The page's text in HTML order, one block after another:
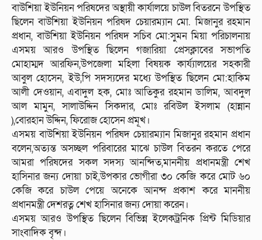
বাউশিয়া ইউনিয়ন পরিষদের অস্থায়ী কার্যালয়ে চাউল বিতরনে উপস্থিত
ছিলেন বাউশিয়া ইউনিয়ন পরিষদ চেয়ারম্যান মো. মিজানুর রহমান
প্রধান, বাউশিয়া ইউনিয়ন পরিষদ সচিব মো:সুমন মিয়া পরিচালনায়
এসময় আরও উপস্থিত ছিলেন গজারিয়া প্রেসক্লাবের সভাপতি
মোহাম্মদ আরফিন,উপজেলা মহিলা বিষয়ক কার্য্যালয়ের সহকারী
আবুল হোসেন, ইউ,পি সদস্যদের মধ্যে উপস্থিত ছিলেন মো:হাকিম
আলী দেওয়ান, এবাদুল হক, মোঃ আতিকুর রহমান ডালিম, আবদুল
আল মামুন, সালাউদ্দিন সিকদার, মোঃ রবিউল ইসলাম (হান্নান
),বোরহান উদ্দিন, ফিরোজ হোসেন প্রমূখ।
এসময় বাউশিয়া ইউনিয়ন পরিষদ চেয়ারম্যান মিজানুর রহমান প্রধান
বলেন,অত্যন্ত অসচ্ছল পরিবারের মাঝে চাউল বিতরন করতে পেরে
আমরা পরিষদের সকল সদস্য আনন্দিত,মাননীয় প্রধানমন্ত্রী শেখ
হাসিনার জন্য দোয়া চাই,উপকার ভোগীরা ৩০ কেজি করে মোট ৬০
কেজি করে চাউল পেয়ে অনেকে আনন্দ প্রকাশ করে মাননীয়
প্রধানমন্ত্রী দেশরত্ন শেখ হাসিনার জন্য দোয়া করেন।
এসময় আরও উপস্থিত ছিলেন বিভিন্ন ইলেকট্রনিক প্রিন্ট মিডিয়ার
সাংবাদিক বৃন্দ।